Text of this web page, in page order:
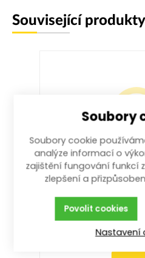
Související produkty
akumulátor
2000
679,00Kč
Soubory
Soubory cookie
analýze informací o
zajištění fungování funkcí
zlepšení a
Povolit cookies
Nastavení